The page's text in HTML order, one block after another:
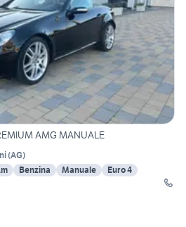
AMG MANUALE
(AG)
Benzina Manuale
Euro 4